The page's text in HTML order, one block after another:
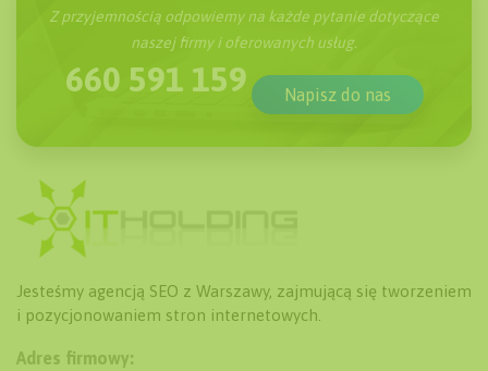
Z przyjemnością odpowiemy na każde pytanie dotyczące
naszej firmy i oferowanych usług.
660 591 159 Napisz do nas
Jesteśmy agencją SEO z Warszawy, zajmującą się tworzeniem
i pozycjonowaniem stron internetowych.
Adres firmowy: